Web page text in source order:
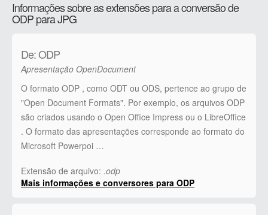
Informações sobre as extensões para a conversão de
ODP para JPG
De: ODP
Apresentação OpenDocument
O formato ODP , como ODT ou ODS, pertence ao grupo de
"Open Document Formats". Por exemplo, os arquivos ODP
são criados usando o Open Office Impress ou o LibreOffice
. O formato das apresentações corresponde ao formato do
Microsoft Powerpoi …
Extensão de arquivo: .odp
Mais informações e conversores para ODP